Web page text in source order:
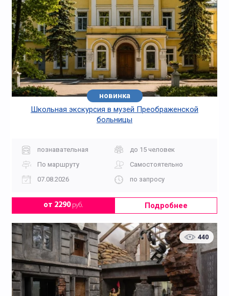
новинка
Школьная экскурсия в музей Преображенской
больницы
познавательная
до 15 человек
По маршруту
Самостоятельно
07.08.2026
по запросу
от 2290руб. Подробнее
440